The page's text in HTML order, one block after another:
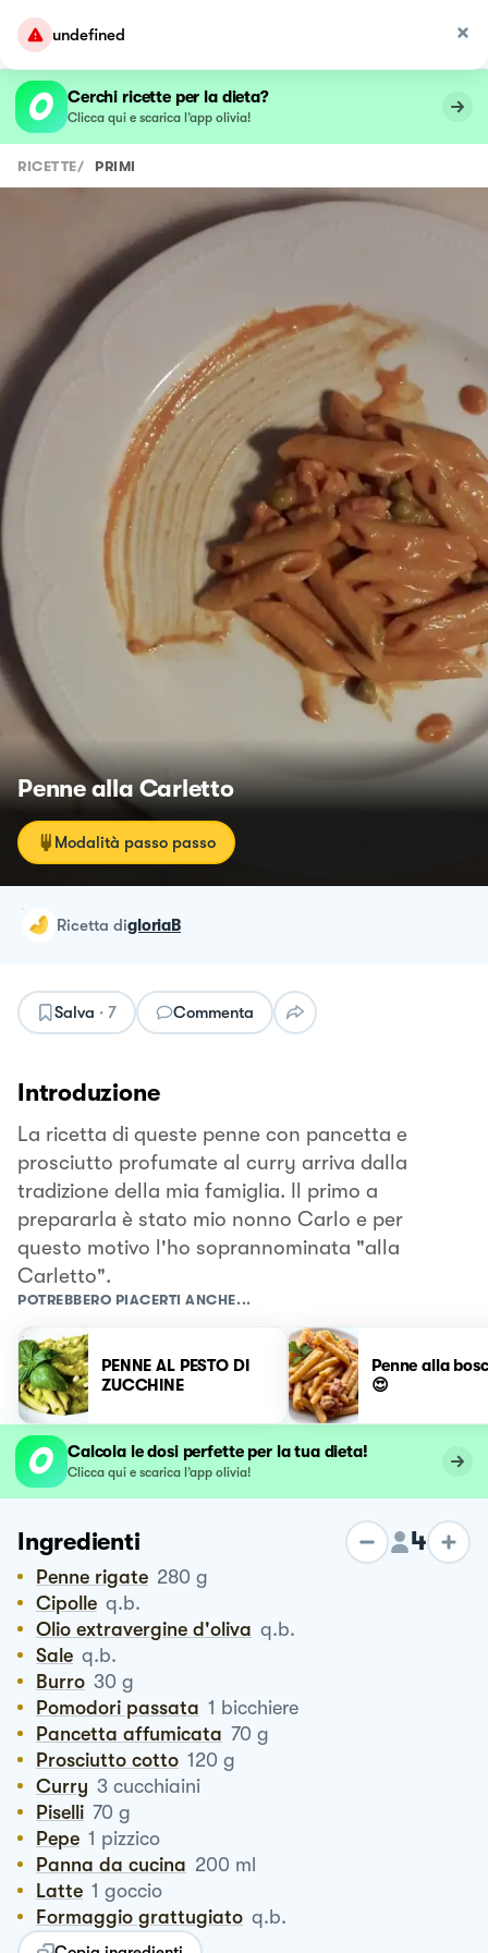
undefined
Cerchi ricette per la dieta?
Clicca qui e scarica l’app olivia!
RICETTE/ PRIMI
Penne alla Carletto
Modalità passo passo
ricetta digloriaB
Salva · 7 Commenta
Introduzione
La ricetta di queste penne con pancetta e
prosciutto profumate al curry arriva dalla
tradizione della mia famiglia. Il primo a
prepararla è stato mio nonno Carlo e per
questo motivo l'ho soprannominata "alla
Carletto".
POTREBBERO PIACERTI ANCHE...
PENNE AL PESTO DI
ZUCCHINE
Penne alla
😍
Calcola le dosi perfette per la tua dieta!
Clicca qui e scarica l’app olivia!
Ingredienti 4
Penne rigate 280 g
Cipolle q.b.
Olio extravergine d'oliva q.b.
Sale q.b.
Burro 30 g
Pomodori passata 1 bicchiere
Pancetta affumicata 70 g
Prosciutto cotto 120 g
Curry 3 cucchiaini
Piselli 70 g
Pepe 1 pizzico
Panna da cucina 200 ml
Latte 1 goccio
Formaggio grattugiato q.b.